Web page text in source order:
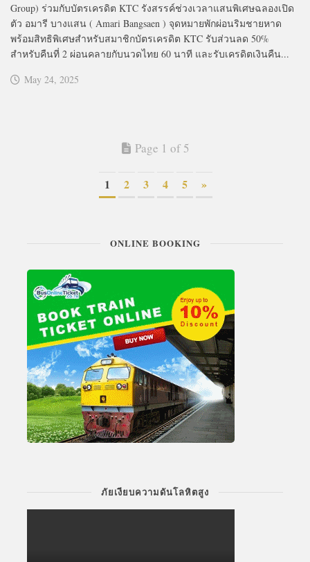
Group) ร่วมกับบัตรเครดิต KTC รังสรรค์ช่วงเวลาแสนพิเศษฉลองเปิด
ตัว อมารี บางแสน ( Amari Bangsaen ) จุดหมายพักผ่อนริมชายหาด
พร้อมสิทธิพิเศษสำหรับสมาชิกบัตรเครดิต KTC รับส่วนลด 50%
สำหรับคืนที่ 2 ผ่อนคลายกับนวดไทย 60 นาที และรับเครดิตเงินคืน...
May 24, 2025
Page 1 of 5
1 2 3 4 5 »
ONLINE BOOKING
ภัยเงียบความดันโลหิตสูง